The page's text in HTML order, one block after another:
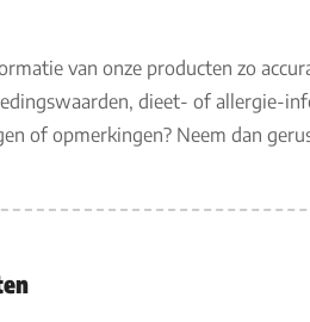
van onze producten zo
dieet- of allergie-
of opmerkingen? Neem dan